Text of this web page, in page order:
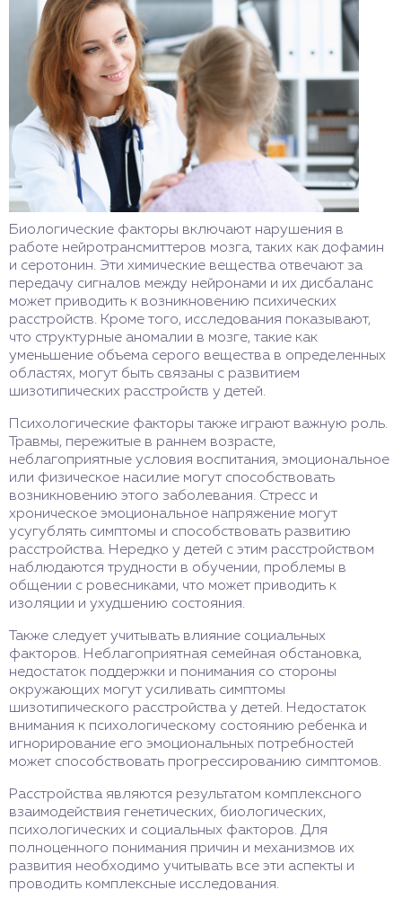
Биологические факторы включают нарушения в
работе нейротрансмиттеров мозга, таких как дофамин
и серотонин. Эти химические вещества отвечают за
передачу сигналов между нейронами и их дисбаланс
может приводить к возникновению психических
расстройств. Кроме того, исследования показывают,
что структурные аномалии в мозге, такие как
уменьшение объема серого вещества в определенных
областях, могут быть связаны с развитием
шизотипических расстройств у детей.
Психологические факторы также играют важную роль.
Травмы, пережитые в раннем возрасте,
неблагоприятные условия воспитания, эмоциональное
или физическое насилие могут способствовать
возникновению этого заболевания. Стресс и
хроническое эмоциональное напряжение могут
усугублять симптомы и способствовать развитию
расстройства. Нередко у детей с этим расстройством
наблюдаются трудности в обучении, проблемы в
общении с ровесниками, что может приводить к
изоляции и ухудшению состояния.
Также следует учитывать влияние социальных
факторов. Неблагоприятная семейная обстановка,
недостаток поддержки и понимания со стороны
окружающих могут усиливать симптомы
шизотипического расстройства у детей. Недостаток
внимания к психологическому состоянию ребенка и
игнорирование его эмоциональных потребностей
может способствовать прогрессированию симптомов.
Расстройства являются результатом комплексного
взаимодействия генетических, биологических,
психологических и социальных факторов. Для
полноценного понимания причин и механизмов их
развития необходимо учитывать все эти аспекты и
проводить комплексные исследования.